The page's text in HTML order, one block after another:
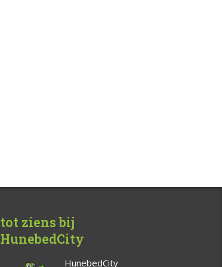
tot ziens bij
HunebedCity
HunebedCity